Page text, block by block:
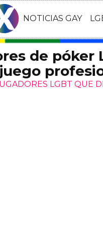
NOTICIAS GAY
de póker
LGBT QUE